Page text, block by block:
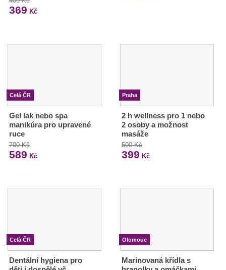
369 Kč
Celá ČR
Gel lak nebo spa
manikúra pro upravené
ruce
700 Kč
589 Kč
Praha
2 h wellness pro 1 nebo
2 osoby a možnost
masáže
500 Kč
399 Kč
Celá ČR
Dentální hygiena pro
Olomouc
Marinovaná křídla s